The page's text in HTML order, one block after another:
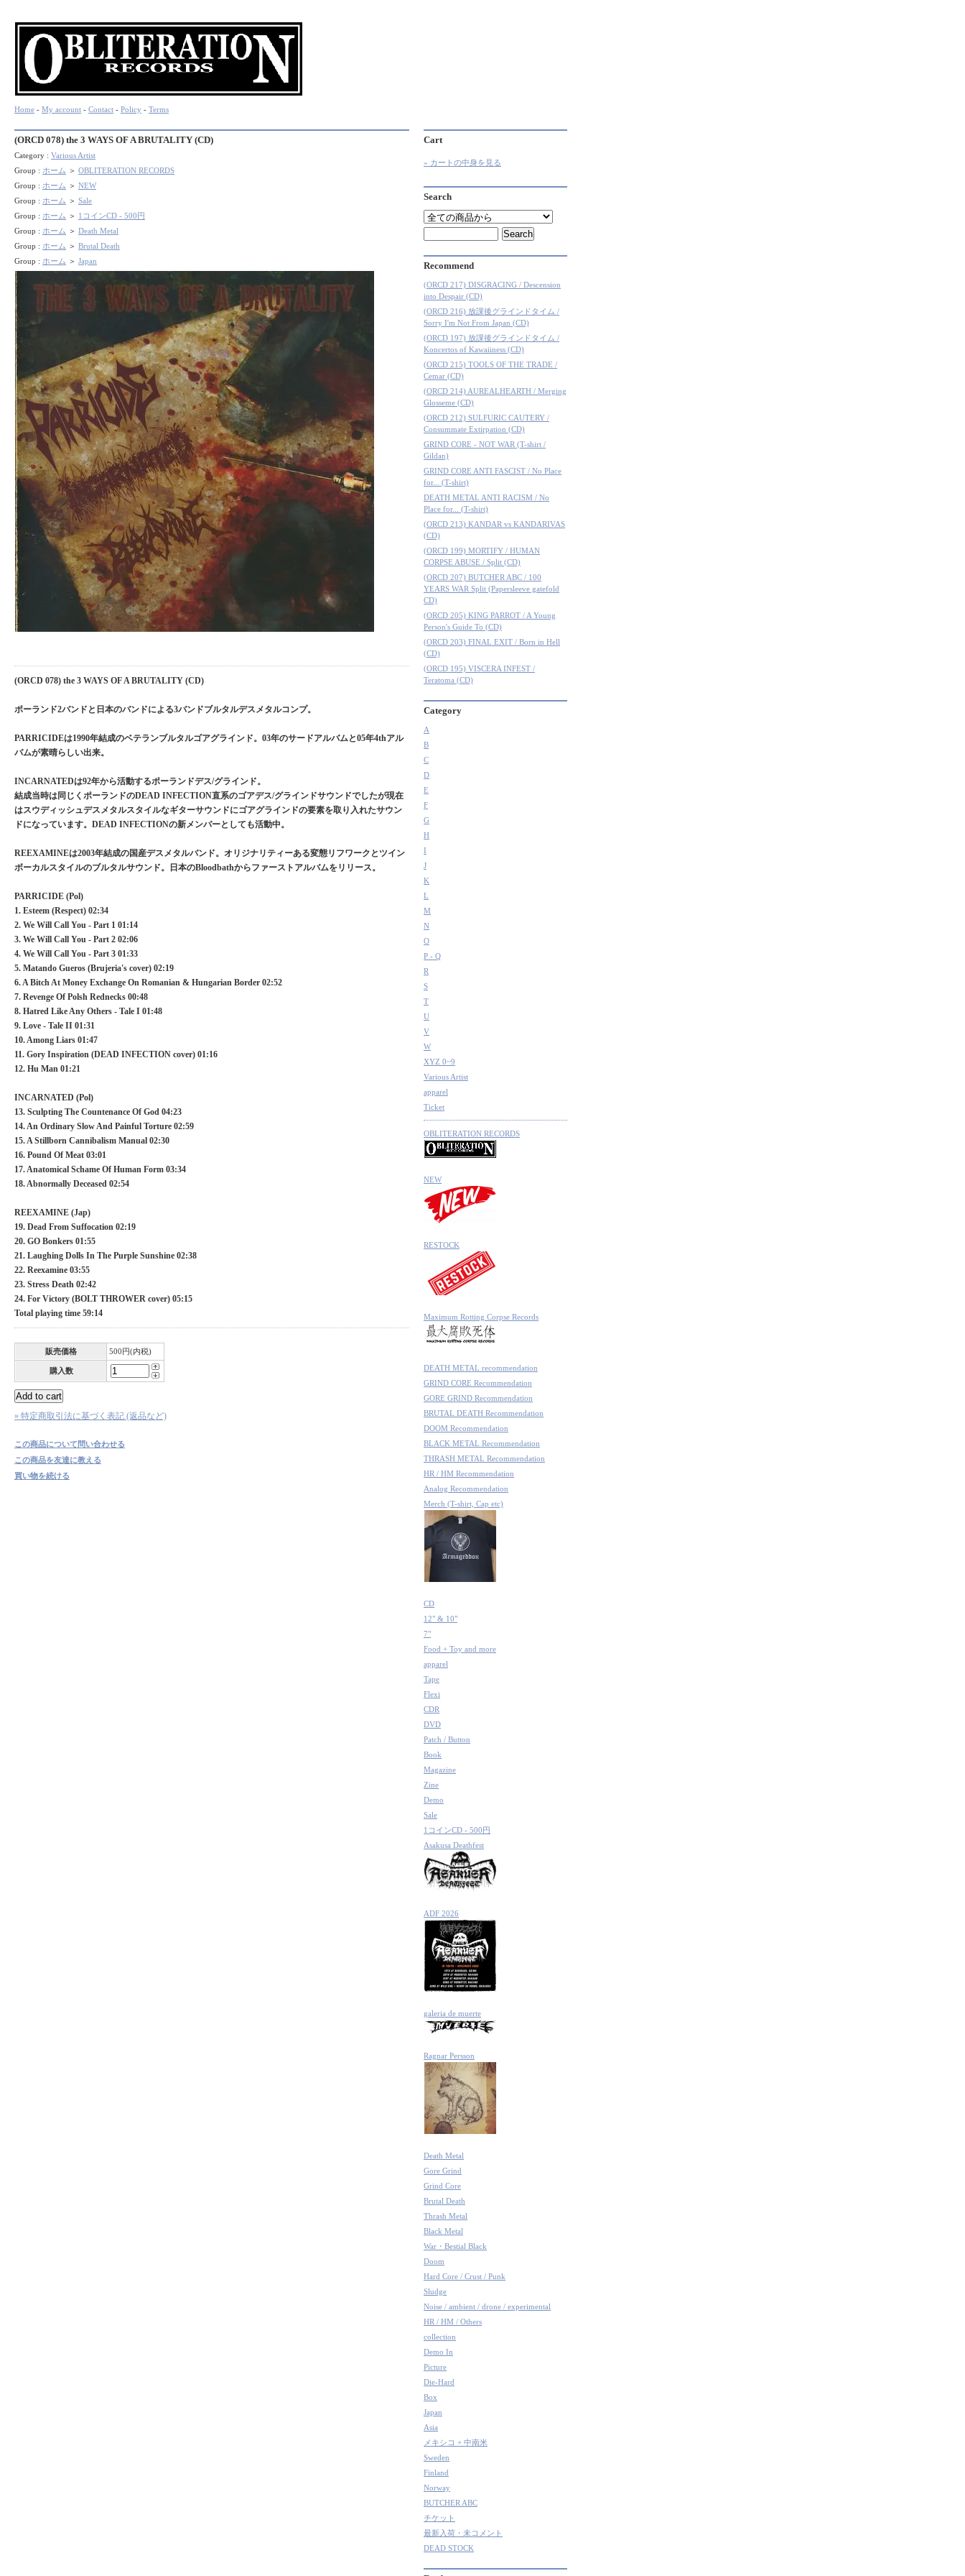
Home - My account - Contact - Policy - Terms
(ORCD 078) the 3 WAYS OF A BRUTALITY (CD)
Category : Various Artist
Group : ホーム ＞ OBLITERATION RECORDS
Group : ホーム ＞ NEW
Group : ホーム ＞ Sale
Group : ホーム ＞ 1コインCD - 500円
Group : ホーム ＞ Death Metal
Group : ホーム ＞ Brutal Death
Group : ホーム ＞ Japan
(ORCD 078) the 3 WAYS OF A BRUTALITY (CD)
ポーランド2バンドと日本のバンドによる3バンドブルタルデスメタルコンプ。
PARRICIDEは1990年結成のベテランブルタルゴアグラインド。03年のサードアルバムと05年4thアル
バムが素晴らしい出来。
INCARNATEDは92年から活動するポーランドデス/グラインド。
結成当時は同じくポーランドのDEAD INFECTION直系のゴアデス/グラインドサウンドでしたが現在
はスウディッシュデスメタルスタイルなギターサウンドにゴアグラインドの要素を取り入れたサウン
ドになっています。DEAD INFECTIONの新メンバーとしても活動中。
REEXAMINEは2003年結成の国産デスメタルバンド。オリジナリティーある変態リフワークとツイン
ボーカルスタイルのブルタルサウンド。日本のBloodbathからファーストアルバムをリリース。
PARRICIDE (Pol)
1. Esteem (Respect) 02:34
2. We Will Call You - Part 1 01:14
3. We Will Call You - Part 2 02:06
4. We Will Call You - Part 3 01:33
5. Matando Gueros (Brujeria's cover) 02:19
6. A Bitch At Money Exchange On Romanian & Hungarian Border 02:52
7. Revenge Of Polsh Rednecks 00:48
8. Hatred Like Any Others - Tale I 01:48
9. Love - Tale II 01:31
10. Among Liars 01:47
11. Gory Inspiration (DEAD INFECTION cover) 01:16
12. Hu Man 01:21
INCARNATED (Pol)
13. Sculpting The Countenance Of God 04:23
14. An Ordinary Slow And Painful Torture 02:59
15. A Stillborn Cannibalism Manual 02:30
16. Pound Of Meat 03:01
17. Anatomical Schame Of Human Form 03:34
18. Abnormally Deceased 02:54
REEXAMINE (Jap)
19. Dead From Suffocation 02:19
20. GO Bonkers 01:55
21. Laughing Dolls In The Purple Sunshine 02:38
22. Reexamine 03:55
23. Stress Death 02:42
24. For Victory (BOLT THROWER cover) 05:15
Total playing time 59:14
販売価格 500円(内税)
購入数
» 特定商取引法に基づく表記 (返品など)
この商品について問い合わせる
この商品を友達に教える
買い物を続ける
Cart
» カートの中身を見る
Search
Recommend
(ORCD 217) DISGRACING / Descension
into Despair (CD)
(ORCD 216) 放課後グラインドタイム /
Sorry I'm Not From Japan (CD)
(ORCD 197) 放課後グラインドタイム /
Koncertos of Kawaiiness (CD)
(ORCD 215) TOOLS OF THE TRADE /
Cemar (CD)
(ORCD 214) AUREALHEARTH / Merging
Glosseme (CD)
(ORCD 212) SULFURIC CAUTERY /
Consummate Extirpation (CD)
GRIND CORE - NOT WAR (T-shirt /
Gildan)
GRIND CORE ANTI FASCIST / No Place
for... (T-shirt)
DEATH METAL ANTI RACISM / No
Place for... (T-shirt)
(ORCD 213) KANDAR vs KANDARIVAS
(CD)
(ORCD 199) MORTIFY / HUMAN
CORPSE ABUSE / Split (CD)
(ORCD 207) BUTCHER ABC / 100
YEARS WAR Split (Papersleeve gatefold
CD)
(ORCD 205) KING PARROT / A Young
Person's Guide To (CD)
(ORCD 203) FINAL EXIT / Born in Hell
(CD)
(ORCD 195) VISCERA INFEST /
Teratoma (CD)
Category
A
B
C
D
E
F
G
H
I
J
K
L
M
N
O
P - Q
R
S
T
U
V
W
XYZ 0~9
Various Artist
apparel
Ticket
OBLITERATION RECORDS
NEW
RESTOCK
Maximum Rotting Corpse Records
DEATH METAL recommendation
GRIND CORE Recommendation
GORE GRIND Recommendation
BRUTAL DEATH Recommendation
DOOM Recommendation
BLACK METAL Recommendation
THRASH METAL Recommendation
HR / HM Recommendation
Analog Recommendation
Merch (T-shirt, Cap etc)
CD
12" & 10"
7"
Food + Toy and more
apparel
Tape
Flexi
CDR
DVD
Patch / Button
Book
Magazine
Zine
Demo
Sale
1コインCD - 500円
Asakusa Deathfest
ADF 2026
galeria de muerte
Ragnar Persson
Death Metal
Gore Grind
Grind Core
Brutal Death
Thrash Metal
Black Metal
War・Bestial Black
Doom
Hard Core / Crust / Punk
Sludge
Noise / ambient / drone / experimental
HR / HM / Others
collection
Demo In
Picture
Die-Hard
Box
Japan
Asia
メキシコ + 中南米
Sweden
Finland
Norway
BUTCHER ABC
チケット
最新入荷・未コメント
DEAD STOCK